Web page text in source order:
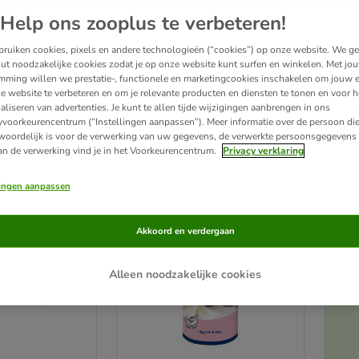
selectie van producten rondom dekattenbak. We bieden je verschillende soorten
vind je er ook handigeopruimsystemenengeurbestrijders.
been changed
Help ons zooplus te verbeteren!
cookies, pixels en andere technologieën (“cookies”) op onze website. We
noodzakelijke cookies zodat je op onze website kunt surfen en winkelen. Met
willen we prestatie-, functionele en marketingcookies inschakelen om jouw
website te verbeteren en om je relevante producten en diensten te tonen en voor
van advertenties. Je kunt te allen tijde wijzigingen aanbrengen in ons
(“Instellingen aanpassen”). Meer informatie over de persoon die
is voor de verwerking van uw gegevens, de verwerkte persoonsgegevens
de verwerking vind je in het Voorkeurencentrum.
Privacy verklaring
aanpassen
Alleen noodzakelijke cookies
Akkoord en verdergaan